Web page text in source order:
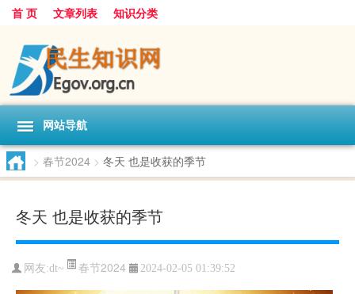
首 页 文章列表 知识分类
网站导航
> 春节2024 > 冬天 也是收获的季节
冬天 也是收获的季节
网友:dt~ 春节2024 2024-02-05 01:39:52